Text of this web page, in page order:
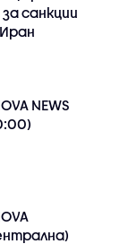
санкции
NEWS